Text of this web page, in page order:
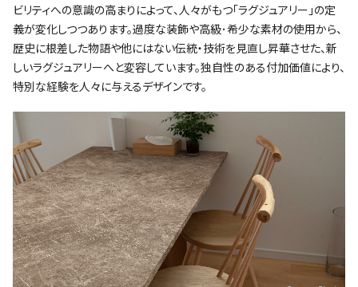
ビリティへの意識の高まりによって、人々がもつ｢ラグジュアリー｣の定
義が変化しつつあります。過度な装飾や高級･希少な素材の使用から、
歴史に根差した物語や他にはない伝統・技術を見直し昇華させた、新
しいラグジュアリーへと変容しています。独自性のある付加価値により、
特別な経験を人々に与えるデザインです。